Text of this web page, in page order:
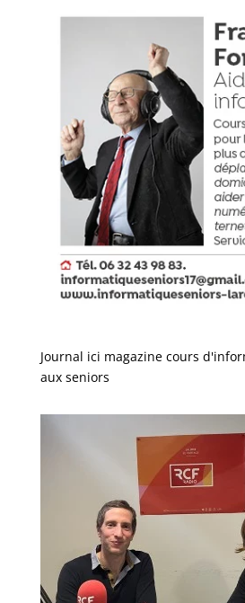
Journal ici magazine cours
aux seniors